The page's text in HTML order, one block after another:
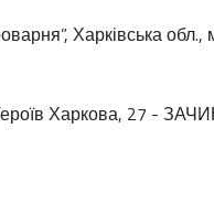
Харківська обл.,
Харкова, 27 -